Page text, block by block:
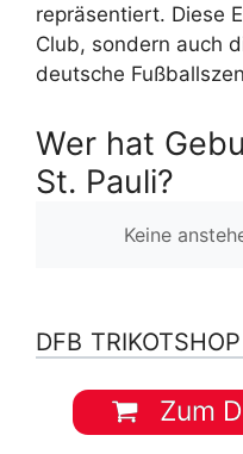
repräsentiert. Diese
Club, sondern auch
deutsche
Wer hat
St. Pauli?
Keine
DFB TRIKOTSHOP
Zum